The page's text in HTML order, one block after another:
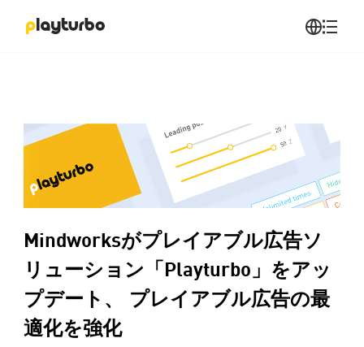
Mindworksがプレイアブル広告ソ
リューション「Playturbo」をアッ
プデート、 プレイアブル広告の最
適化を強化